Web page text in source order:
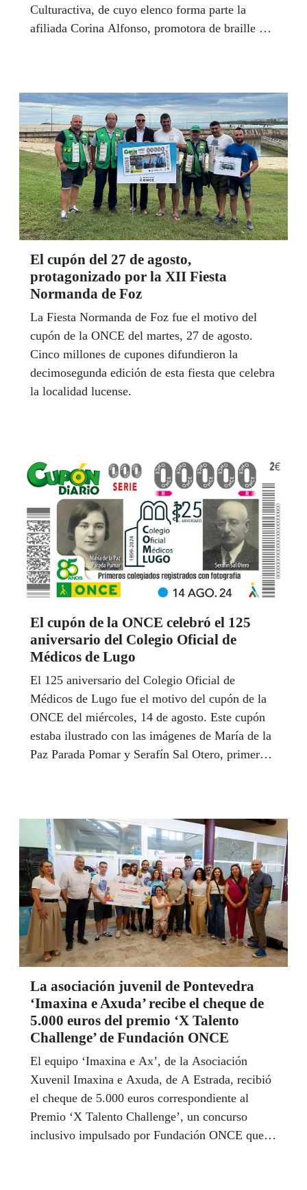
Culturactiva, de cuyo elenco forma parte la
afiliada Corina Alfonso, promotora de braille de
El cupón del 27 de agosto,
protagonizado por la XII Fiesta
Normanda de Foz
La Fiesta Normanda de Foz fue el motivo del
cupón de la ONCE del martes, 27 de agosto.
Cinco millones de cupones difundieron la
decimosegunda edición de esta fiesta que celebra
la localidad lucense.
El cupón de la ONCE celebró el 125
aniversario del Colegio Oficial de
Médicos de Lugo
El 125 aniversario del Colegio Oficial de
Médicos de Lugo fue el motivo del cupón de la
ONCE del miércoles, 14 de agosto. Este cupón
estaba ilustrado con las imágenes de María de la
Paz Parada Pomar y Serafín Sal Otero, primeros
La asociación juvenil de Pontevedra
‘Imaxina e Axuda’ recibe el cheque de
5.000 euros del premio ‘X Talento
Challenge’ de Fundación ONCE
El equipo ‘Imaxina e Ax’, de la Asociación
Xuvenil Imaxina e Axuda, de A Estrada, recibió
el cheque de 5.000 euros correspondiente al
Premio ‘X Talento Challenge’, un concurso
inclusivo impulsado por Fundación ONCE que